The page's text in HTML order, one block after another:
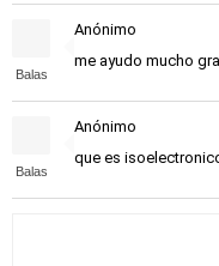
Balas
Anónimo
me ayudo mucho
Balas
Anónimo
que es